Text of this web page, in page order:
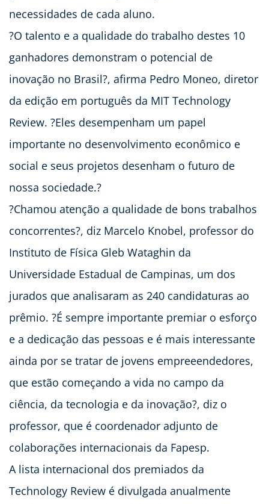
necessidades de cada aluno.
?O talento e a qualidade do trabalho destes 10
ganhadores demonstram o potencial de
inovação no Brasil?, afirma Pedro Moneo, diretor
da edição em português da MIT Technology
Review. ?Eles desempenham um papel
importante no desenvolvimento econômico e
social e seus projetos desenham o futuro de
nossa sociedade.?
?Chamou atenção a qualidade de bons trabalhos
concorrentes?, diz Marcelo Knobel, professor do
Instituto de Física Gleb Wataghin da
Universidade Estadual de Campinas, um dos
jurados que analisaram as 240 candidaturas ao
prêmio. ?É sempre importante premiar o esforço
e a dedicação das pessoas e é mais interessante
ainda por se tratar de jovens empreeendedores,
que estão começando a vida no campo da
ciência, da tecnologia e da inovação?, diz o
professor, que é coordenador adjunto de
colaborações internacionais da Fapesp.
A lista internacional dos premiados da
Technology Review é divulgada anualmente